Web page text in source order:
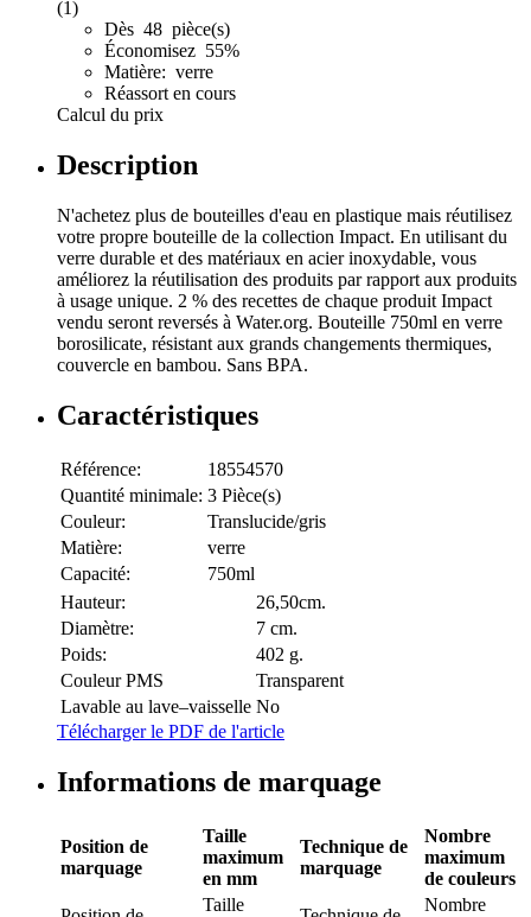
(1)
Dès 48 pièce(s)
Économisez 55%
Matière: verre
Réassort en cours
Calcul du prix
Description
N'achetez plus de bouteilles d'eau en plastique mais réutilisez
votre propre bouteille de la collection Impact. En utilisant du
verre durable et des matériaux en acier inoxydable, vous
améliorez la réutilisation des produits par rapport aux produits
à usage unique. 2 % des recettes de chaque produit Impact
vendu seront reversés à Water.org. Bouteille 750ml en verre
borosilicate, résistant aux grands changements thermiques,
couvercle en bambou. Sans BPA.
Caractéristiques
Référence:
18554570
Quantité minimale: 3 Pièce(s)
Couleur:
Translucide/gris
Matière:
verre
Capacité:
750ml
Hauteur:
26,50cm.
Diamètre:
7 cm.
Poids:
402 g.
Couleur PMS
Transparent
Lavable au lave–vaisselle No
Télécharger le PDF de l'article
Informations de marquage
Position de
marquage
Taille
maximum
en mm
Technique de
marquage
Nombre
maximum
de couleurs
Taille
Nombre